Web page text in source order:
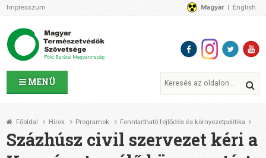
MENÜ
Impresszum Magyar English
Az MTVSZ-ről
Programok
MTVSZ ügyek és események
Tagszervezetek
Támogatóink
CSATLAKOZZ hozzánk!
Elérhetőségeink
Főoldal Hírek Programok Fenntartható fejlődés és környezetpolitika
Százhúsz civil szervezet kéri a